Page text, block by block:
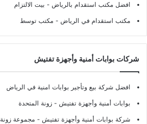
افضل مكتب استقدام بالرياض - بيت الالتزام
مكتب استقدام في الرياض - مكتب توسط
شركات بوابات أمنية وأجهزة تفتيش
افضل شركة بيع وتأجير بوابات امنية في الرياض
بوابات أمنية وأجهزة تفتيش - زونة المتحدة
شركة بوابات أمنية وأجهزة تفتيش - مجموعة زونة